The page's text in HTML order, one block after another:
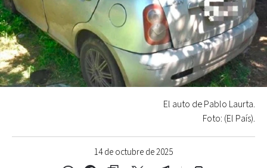
14 de octubre de 2025
El auto de Pablo Laurta.
Foto: (El País).